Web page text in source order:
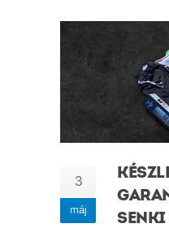
3
máj
SENKI